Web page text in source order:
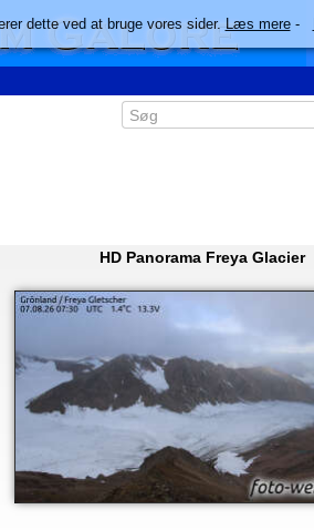
HD Panorama Freya Glacier
dette ved at bruge vores sider.Læs mere-